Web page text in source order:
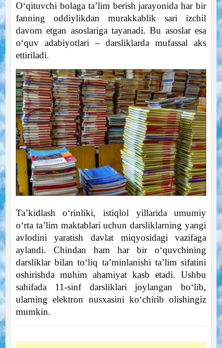
O‘qituvchi bolaga ta’lim berish jarayonida har bir
fanning oddiylikdan murakkablik sari izchil
davom etgan asoslariga tayanadi. Bu asoslar esa
o‘quv adabiyotlari – darsliklarda mufassal aks
ettiriladi.
Ta’kidlash o‘rinliki, istiqlol yillarida umumiy
o‘rta ta’lim maktablari uchun darsliklarning yangi
avlodini yaratish davlat miqyosidagi vazifaga
aylandi. Chindan ham har bir o‘quvchining
darsliklar bilan to‘liq ta’minlanishi ta’lim sifatini
oshirishda muhim ahamiyat kasb etadi. Ushbu
sahifada 11-sinf darsliklari joylangan bo‘lib,
ularning elektron nusxasini ko‘chirib olishingiz
mumkin.